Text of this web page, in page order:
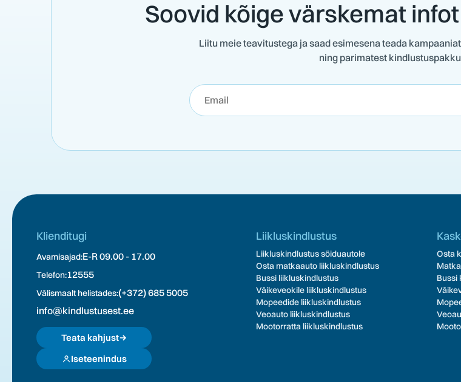
Soovid kõige värskemat
Liitu meie teavitustega ja saad esimesena teada
ning parimatest
Klienditugi
Avamisajad:E-R 09.00 - 17.00
Telefon:12555
Välismaalt helistades:(+372) 685 5005
info@kindlustusest.ee
Teata kahjust
Iseteenindus
Liikluskindlustus
Liikluskindlustus sõiduautole
Osta matkaauto liikluskindlustus
Bussi liikluskindlustus
Väikeveokile liikluskindlustus
Mopeedide liikluskindlustus
Veoauto liikluskindlustus
Mootorratta liikluskindlustus
Osta
Bussi